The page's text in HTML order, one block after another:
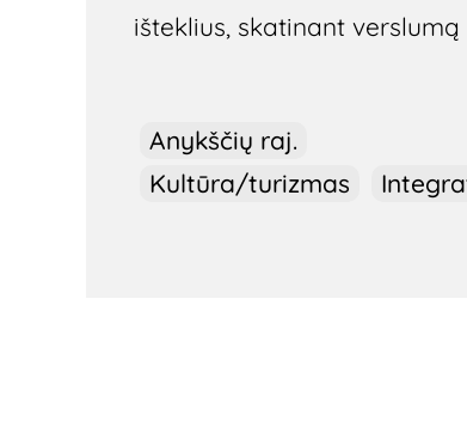
Anykščių raj.
Kultūra/turizmas
išteklius, skatinant